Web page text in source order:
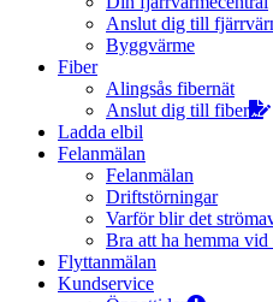
Anslut dig till
Byggvärme
Fiber
Alingsås fibernät
Anslut dig till fiber
Ladda elbil
Felanmälan
Felanmälan
Driftstörningar
Varför blir det
Bra att ha hemma
Flyttanmälan
Kundservice